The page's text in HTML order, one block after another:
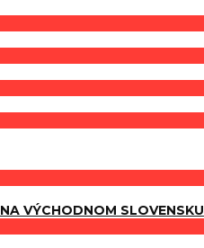
VÝCHODNOM SLOVENSKU